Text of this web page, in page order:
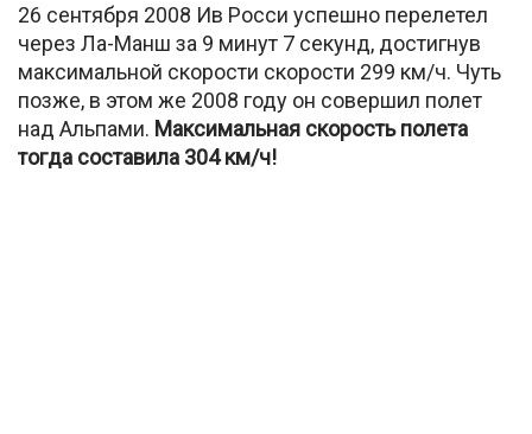
26 сентября 2008 Ив Росси успешно перелетел
через Ла-Манш за 9 минут 7 секунд, достигнув
максимальной скорости скорости 299 км/ч. Чуть
позже, в этом же 2008 году он совершил полет
над Альпами. Максимальная скорость полета
тогда составила 304 км/ч!